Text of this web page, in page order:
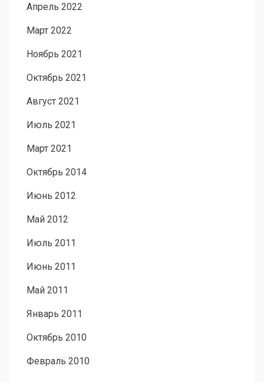
Апрель 2022
Март 2022
Ноябрь 2021
Октябрь 2021
Август 2021
Июль 2021
Март 2021
Октябрь 2014
Июнь 2012
Май 2012
Июль 2011
Июнь 2011
Май 2011
Январь 2011
Октябрь 2010
Февраль 2010